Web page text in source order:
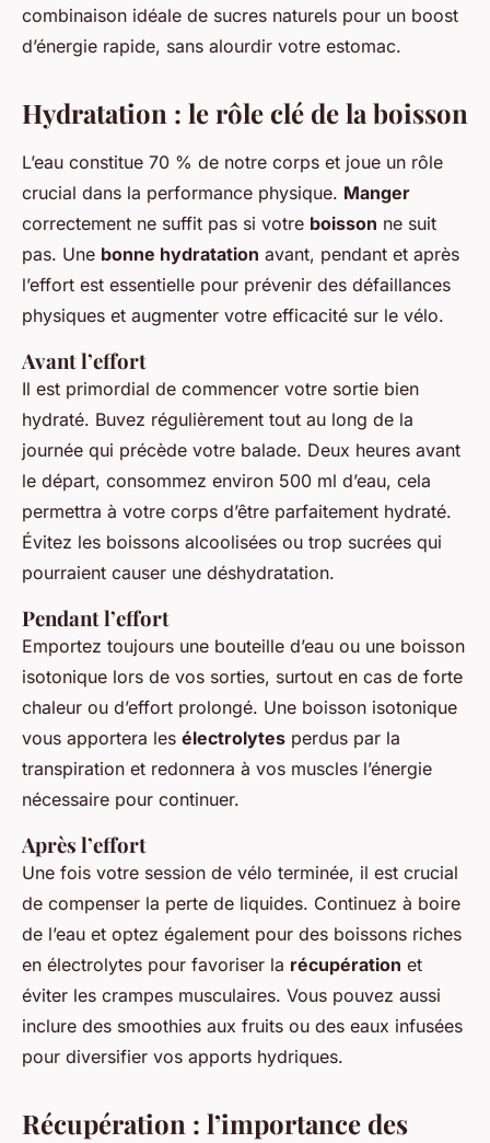
combinaison idéale de sucres naturels pour un boost
d’énergie rapide, sans alourdir votre estomac.
Hydratation : le rôle clé de la boisson
L’eau constitue 70 % de notre corps et joue un rôle
crucial dans la performance physique. Manger
correctement ne suffit pas si votre boisson ne suit
pas. Une bonne hydratation avant, pendant et après
l’effort est essentielle pour prévenir des défaillances
physiques et augmenter votre efficacité sur le vélo.
Avant l’effort
Il est primordial de commencer votre sortie bien
hydraté. Buvez régulièrement tout au long de la
journée qui précède votre balade. Deux heures avant
le départ, consommez environ 500 ml d’eau, cela
permettra à votre corps d’être parfaitement hydraté.
Évitez les boissons alcoolisées ou trop sucrées qui
pourraient causer une déshydratation.
Pendant l’effort
Emportez toujours une bouteille d’eau ou une boisson
isotonique lors de vos sorties, surtout en cas de forte
chaleur ou d’effort prolongé. Une boisson isotonique
vous apportera les électrolytes perdus par la
transpiration et redonnera à vos muscles l’énergie
nécessaire pour continuer.
Après l’effort
Une fois votre session de vélo terminée, il est crucial
de compenser la perte de liquides. Continuez à boire
de l’eau et optez également pour des boissons riches
en électrolytes pour favoriser la récupération et
éviter les crampes musculaires. Vous pouvez aussi
inclure des smoothies aux fruits ou des eaux infusées
pour diversifier vos apports hydriques.
Récupération : l’importance des